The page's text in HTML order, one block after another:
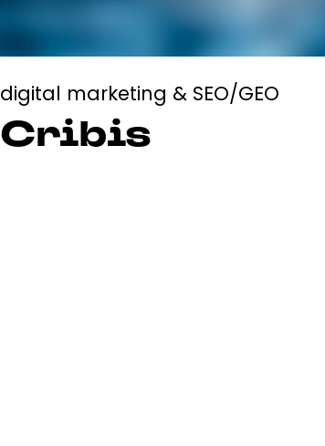
digital marketing & SEO/GEO
Cribis